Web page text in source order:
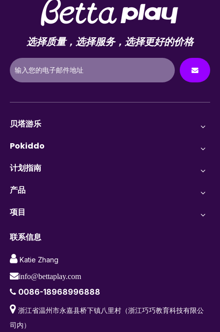
选择质量，选择服务，选择更好的价格
贝塔游乐
Pokiddo
计划指南
产品
项目
联系信息
 Katie Zhang
info@bettaplay.com
 0086-18968996888
 浙江省温州市永嘉县桥下镇八里村（浙江巧巧教育科技有限公
司内）